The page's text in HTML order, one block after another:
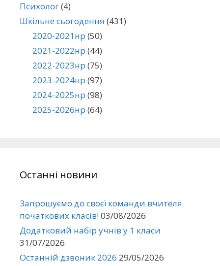
Психолог(4)
Шкільне сьогодення (431)
2020-2021нр (50)
2021-2022нр (44)
2022-2023нр (75)
2023-2024нр (97)
2024-2025нр (98)
2025-2026нр (64)
Останні новини
Запрошуємо до своєї команди вчителя
початкових класів!03/08/2026
Додатковий набір учнів у 1 класи
31/07/2026
Останній дзвоник 2026 29/05/2026